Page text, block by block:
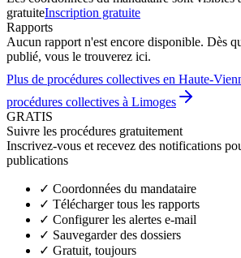
gratuiteInscription gratuite
Rapports
Aucun rapport n'est encore disponible. Dès
publié, vous le trouverez ici.
Plus de procédures collectives en Haute-
procédures collectives à Limoges
GRATIS
Suivre les procédures gratuitement
Inscrivez-vous et recevez des notifications
publications
✓ Coordonnées du mandataire
✓ Télécharger tous les rapports
✓ Configurer les alertes e-mail
✓ Sauvegarder des dossiers
✓ Gratuit, toujours